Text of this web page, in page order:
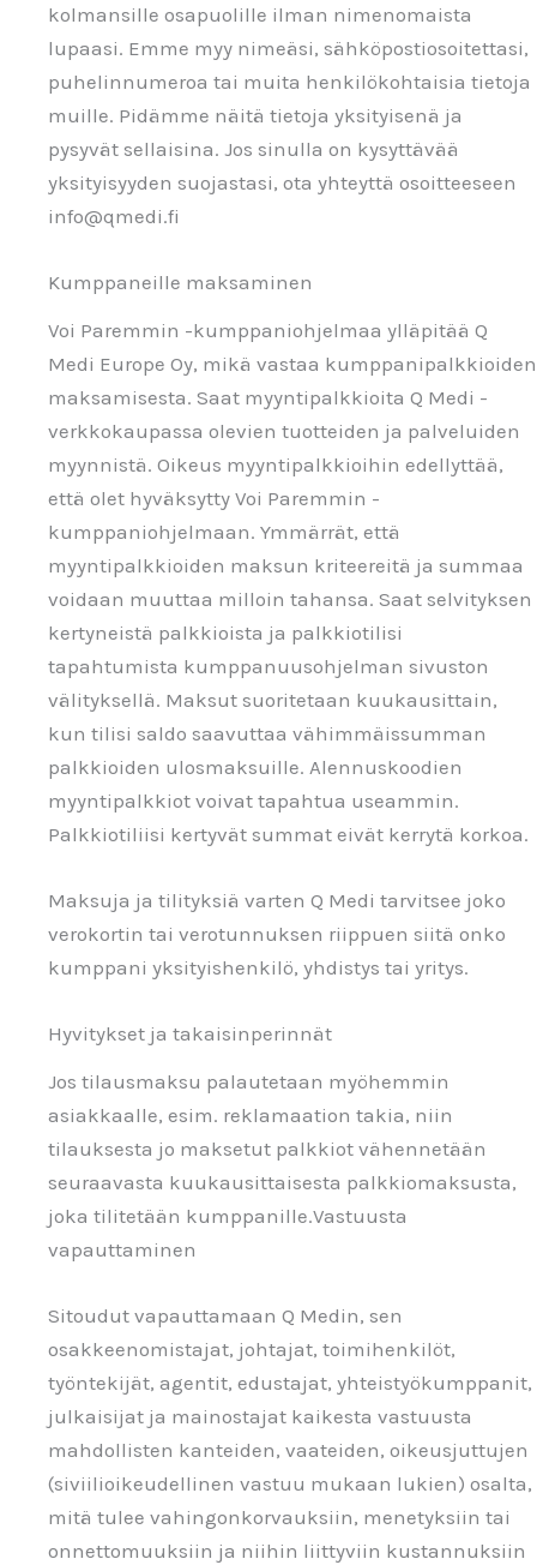
kolmansille osapuolille ilman nimenomaista
lupaasi. Emme myy nimeäsi, sähköpostiosoitettasi,
puhelinnumeroa tai muita henkilökohtaisia tietoja
muille. Pidämme näitä tietoja yksityisenä ja
pysyvät sellaisina. Jos sinulla on kysyttävää
yksityisyyden suojastasi, ota yhteyttä osoitteeseen
info@qmedi.fi
Kumppaneille maksaminen
Voi Paremmin -kumppaniohjelmaa ylläpitää Q
Medi Europe Oy, mikä vastaa kumppanipalkkioiden
maksamisesta. Saat myyntipalkkioita Q Medi -
verkkokaupassa olevien tuotteiden ja palveluiden
myynnistä. Oikeus myyntipalkkioihin edellyttää,
että olet hyväksytty Voi Paremmin -
kumppaniohjelmaan. Ymmärrät, että
myyntipalkkioiden maksun kriteereitä ja summaa
voidaan muuttaa milloin tahansa. Saat selvityksen
kertyneistä palkkioista ja palkkiotilisi
tapahtumista kumppanuusohjelman sivuston
välityksellä. Maksut suoritetaan kuukausittain,
kun tilisi saldo saavuttaa vähimmäissumman
palkkioiden ulosmaksuille. Alennuskoodien
myyntipalkkiot voivat tapahtua useammin.
Palkkiotiliisi kertyvät summat eivät kerrytä korkoa.
Maksuja ja tilityksiä varten Q Medi tarvitsee joko
verokortin tai verotunnuksen riippuen siitä onko
kumppani yksityishenkilö, yhdistys tai yritys.
Hyvitykset ja takaisinperinnät
Jos tilausmaksu palautetaan myöhemmin
asiakkaalle, esim. reklamaation takia, niin
tilauksesta jo maksetut palkkiot vähennetään
seuraavasta kuukausittaisesta palkkiomaksusta,
joka tilitetään kumppanille.Vastuusta
vapauttaminen
Sitoudut vapauttamaan Q Medin, sen
osakkeenomistajat, johtajat, toimihenkilöt,
työntekijät, agentit, edustajat, yhteistyökumppanit,
julkaisijat ja mainostajat kaikesta vastuusta
mahdollisten kanteiden, vaateiden, oikeusjuttujen
(siviilioikeudellinen vastuu mukaan lukien) osalta,
mitä tulee vahingonkorvauksiin, menetyksiin tai
onnettomuuksiin ja niihin liittyviin kustannuksiin